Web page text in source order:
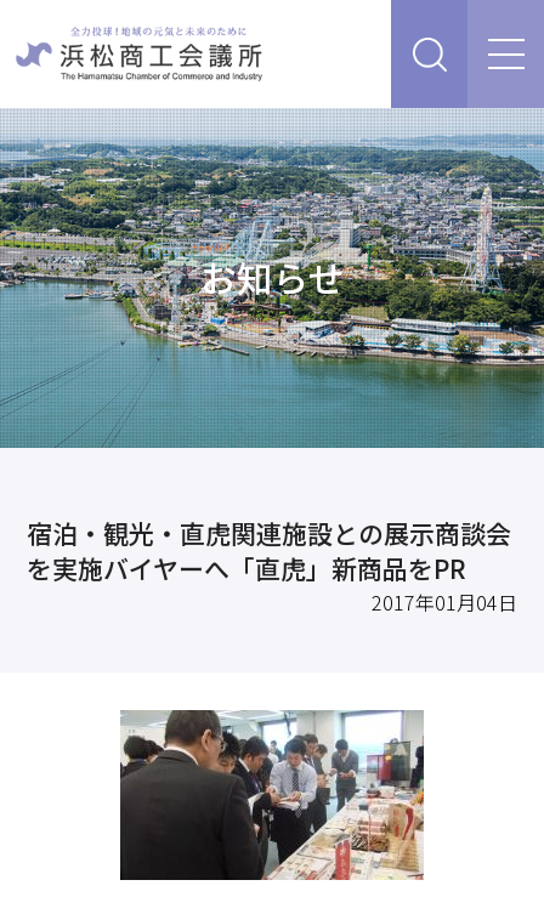
販路を開拓したい、新商品・サービス・技術を開発し
たい
人脈・ネットワークを広げたい
経営について相談したい（経営安定、専門家相談な
ど）
創業、事業承継について相談したい
資金を調達したい
補助金を活用したい
情報収集したい、自社PRをしたい
求職・採用・人材育成をしたい、セミナーで学びたい
経営支援・サービス
検定試験
セミナー・イベント情報
浜松商工会議所について
お問合せ
8:30～18:00（土日祝休）
お知らせ
宿泊・観光・直虎関連施設との展示商談会
を実施バイヤーへ「直虎」新商品をPR
2017年01月04日